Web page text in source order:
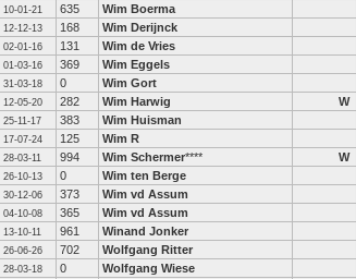
10-01-21 635 Wim Boerma
12-12-13 168 Wim Derijnck
02-01-16 131 Wim de Vries
01-03-16 369 Wim Eggels
31-03-18 0 Wim Gort
12-05-20 282 Wim Harwig W
25-11-17 383 Wim Huisman
17-07-24 125 Wim R
28-03-11 994 Wim Schermer**** W
26-10-13 0 Wim ten Berge
30-12-06 373 Wim vd Assum
04-10-08 365 Wim vd Assum
13-10-11 961 Winand Jonker
26-06-26 702 Wolfgang Ritter
28-03-18 0 Wolfgang Wiese